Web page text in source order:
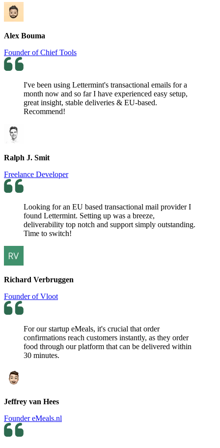
Alex Bouma
Founder of Chief Tools
I've been using Lettermint's transactional emails for a
month now and so far I have experienced easy setup,
great insight, stable deliveries & EU-based.
Recommend!
Ralph J. Smit
Freelance Developer
Looking for an EU based transactional mail provider I
found Lettermint. Setting up was a breeze,
deliverability top notch and support simply outstanding.
Time to switch!
Richard Verbruggen
Founder of Vloot
For our startup eMeals, it's crucial that order
confirmations reach customers instantly, as they order
food through our platform that can be delivered within
30 minutes.
Jeffrey van Hees
Founder eMeals.nl